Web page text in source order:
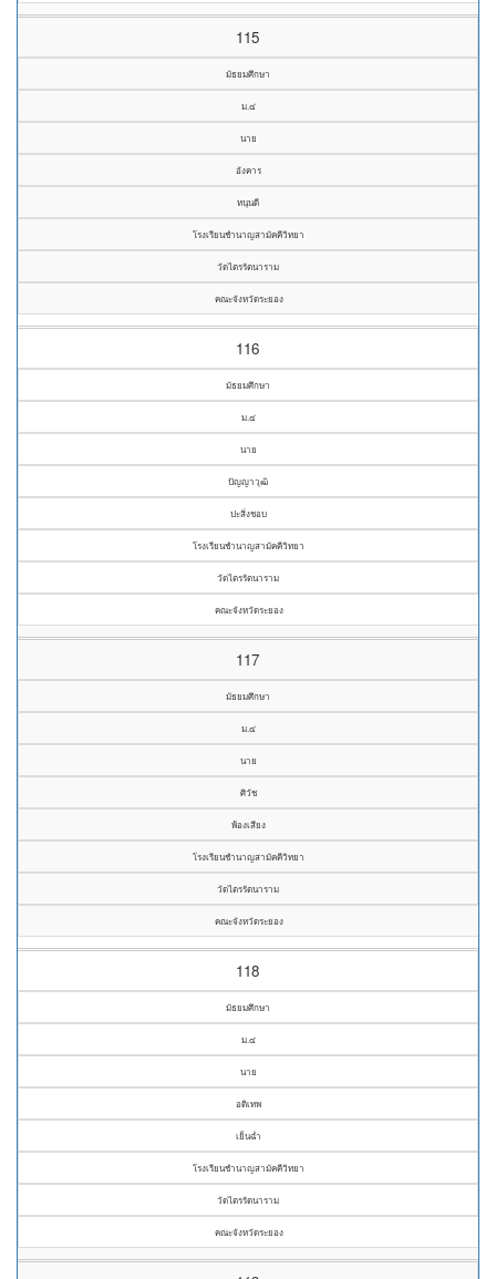
115
มัธยมศึกษา
ม.๔
นาย
อังคาร
หนุนดี
โรงเรียนชำนาญสามัคคีวิทยา
วัดไตรรัตนาราม
คณะจังหวัดระยอง
116
มัธยมศึกษา
ม.๔
นาย
ปัญญาวุฒิ
ปะสิ่งชอบ
โรงเรียนชำนาญสามัคคีวิทยา
วัดไตรรัตนาราม
คณะจังหวัดระยอง
117
มัธยมศึกษา
ม.๔
นาย
ศิวัช
พ้องเสียง
โรงเรียนชำนาญสามัคคีวิทยา
วัดไตรรัตนาราม
คณะจังหวัดระยอง
118
มัธยมศึกษา
ม.๔
นาย
อดิเทพ
เย็นฉ่ำ
โรงเรียนชำนาญสามัคคีวิทยา
วัดไตรรัตนาราม
คณะจังหวัดระยอง